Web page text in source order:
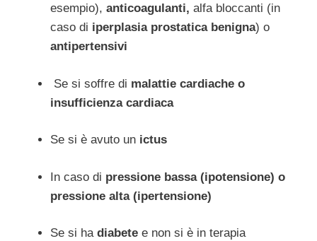
esempio), anticoagulanti, alfa bloccanti (in
caso di iperplasia prostatica benigna) o
antipertensivi
Se si soffre di malattie cardiache o
insufficienza cardiaca
Se si è avuto un ictus
In caso di pressione bassa (ipotensione) o
pressione alta (ipertensione)
Se si ha diabete e non si è in terapia